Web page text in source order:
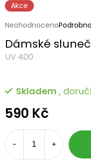
590 Kč
cena:
Skladem ,
Akce
Průměrné
produktu
je
0,0
hvězdiček.
Neohodnoceno
Dámské
UV 400